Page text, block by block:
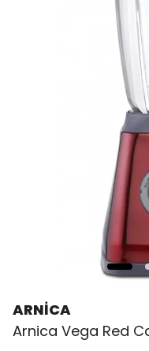
ARNİCA
Arnica Vega Red